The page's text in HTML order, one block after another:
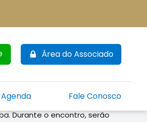
Área do Associado
Agenda Fale Conosco
Durante o encontro, serão